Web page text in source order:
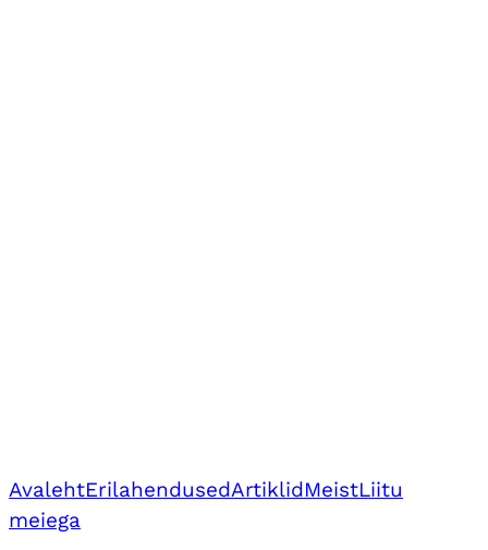
AvalehtErilahendusedArtiklidMeistLiitu
meiega